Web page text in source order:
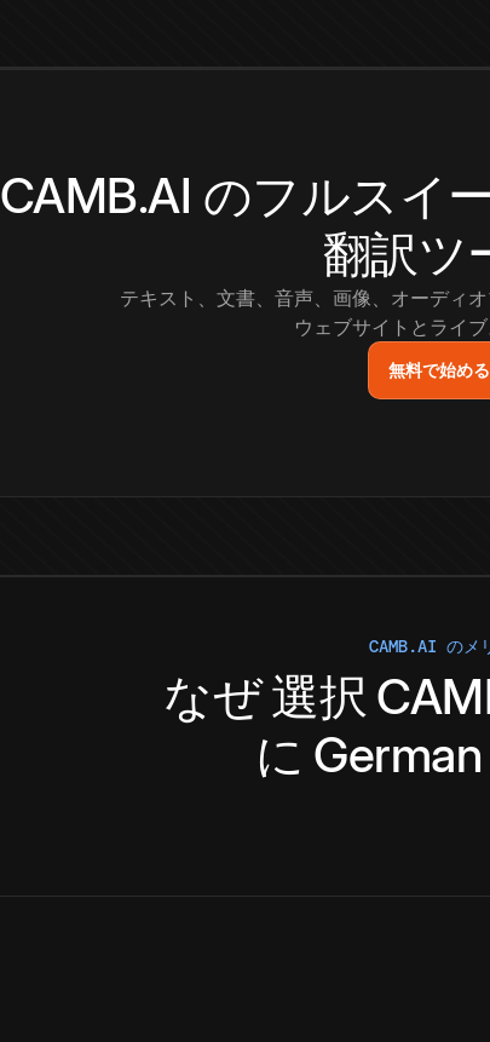
CAMB.AI のフルスイ
翻訳ツ
テキスト、文書、音声、画像、オーディ
ウェブサイトとライブ
無料で始め
CAMB.AI のメ
なぜ選択
に German